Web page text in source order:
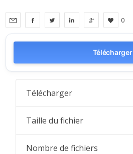
0
Télécharger
Télécharger
Taille du fichier
Nombre de fichiers